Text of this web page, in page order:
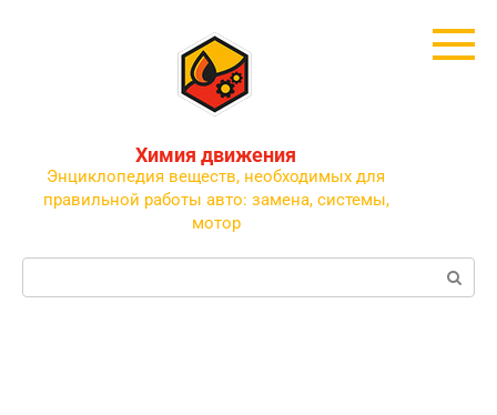
Химия движения
Энциклопедия веществ, необходимых для
правильной работы авто: замена, системы,
мотор
Поиск: